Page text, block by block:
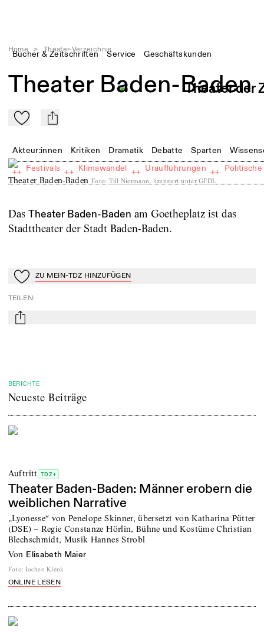
Bücher & Zeitschriften Service Geschäftskunden
Akteur:innen Kritiken Dramatik Debatte Sparten
++ Festivals ++ Klimawandel ++ Uraufführungen ++
Home > Theater-Verzeichnis
Theater Baden-Baden
Zu Mein-TdZ hinzufügen
mail
Theater Baden-Baden Foto: Till Niermann, lizensiert unterGFDL
Das Theater Baden-Baden am Goetheplatz ist das
Stadttheater der Stadt Baden-Baden.
Zu Mein-TdZ hinzufügen
ZU MEIN-TDZ HINZUFÜGEN
TEILEN:
mail
BERICHTE
Neueste Beiträge
Auftritt TDZ+
Theater Baden-Baden: Männer erobern die
weiblichen Narrative
„Lyonesse“ von Penelope Skinner, übersetzt von Katharina Pütter
(DSE) – Regie Constanze Hörlin, Bühne und Kostüme Christian
Blechschmidt, Musik Hannes Strobl
von Elisabeth Maier
Foto: Jochen Klenk
ONLINE LESEN